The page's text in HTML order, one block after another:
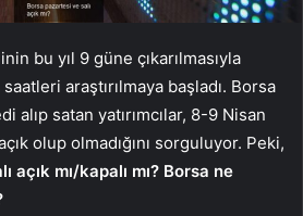
bu yıl 9 güne çıkarılmasıyla
araştırılmaya başladı. Borsa
alıp satan yatırımcılar, 8-9 Nisan
olup olmadığını sorguluyor. Peki,
açık mı/kapalı mı? Borsa ne